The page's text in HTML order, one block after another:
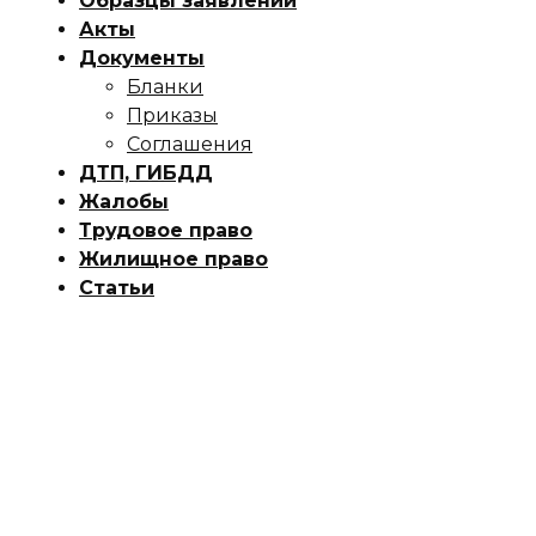
Акты
Документы
Бланки
Приказы
Соглашения
ДТП, ГИБДД
Жалобы
Трудовое право
Жилищное право
Статьи